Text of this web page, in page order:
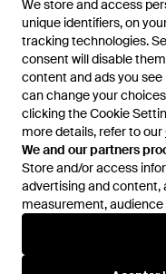
We store and access
unique identifiers, on
tracking technologies.
consent will disable
content and ads you
can change your
clicking the Cookie
more details, refer to our
We and our partners
Store and/or access
advertising and content,
measurement,
We store and access
unique identifiers, on
tracking technologies.
consent will disable
content and ads you
can change your
clicking the Cookie
more details, refer to our
We and our partners
Store and/or access
advertising and content,
measurement,
Internacional